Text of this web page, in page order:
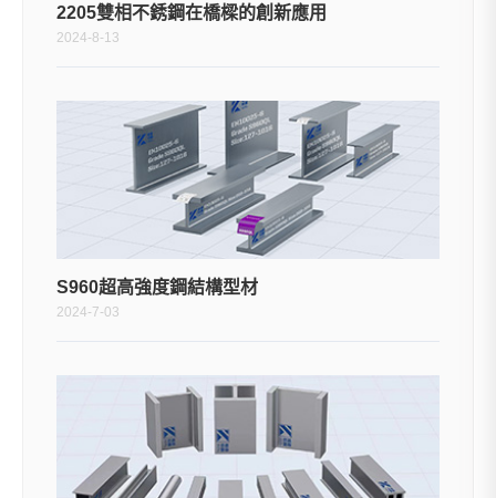
2205雙相不銹鋼在橋樑的創新應用
2024-8-13
S960超高強度鋼結構型材
2024-7-03